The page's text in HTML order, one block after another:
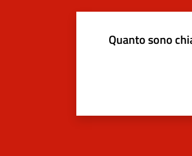
Quanto sono